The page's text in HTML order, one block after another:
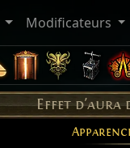
Modificateurs
Effet d'aura